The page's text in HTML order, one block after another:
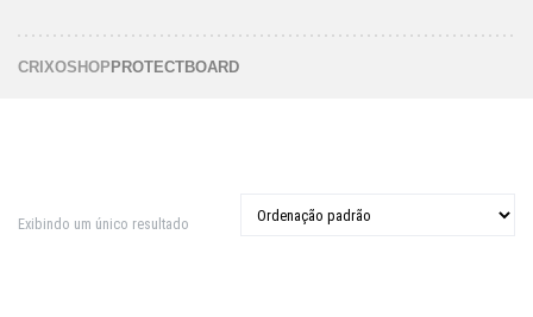
CRIXOSHOP PROTECTBOARD
Exibindo um único resultado